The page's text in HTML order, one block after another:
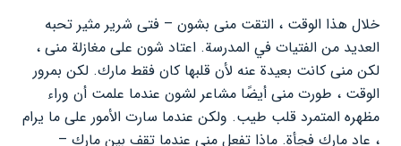
خلال هذا الوقت ، التقت منى بشون – فتى شرير مثير تحبه
العديد من الفتيات في المدرسة. اعتاد شون على مغازلة منى ،
لكن منى كانت بعيدة عنه لأن قلبها كان فقط مارك. لكن بمرور
الوقت ، طورت منى أيضًا مشاعر لشون عندما علمت أن وراء
مظهره المتمرد قلب طيب. ولكن عندما سارت الأمور على ما يرام
، عاد مارك فجأة. ماذا تفعل منى عندما تقف بين مارك –